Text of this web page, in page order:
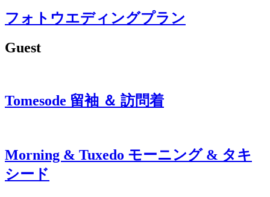
フォトウエディングプラン
Guest
Tomesode 留袖 ＆ 訪問着
Morning & Tuxedo モーニング & タキ
シード